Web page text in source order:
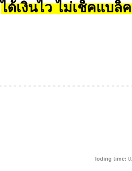
ได้เงินไว ไม่เช็คแบล็
loding time: